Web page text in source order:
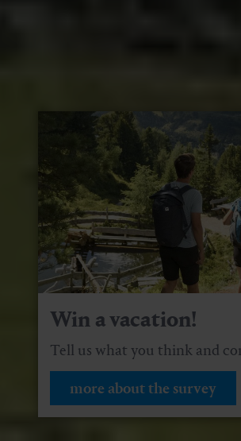
Win a vacation!
Tell us what you think and
more about the survey